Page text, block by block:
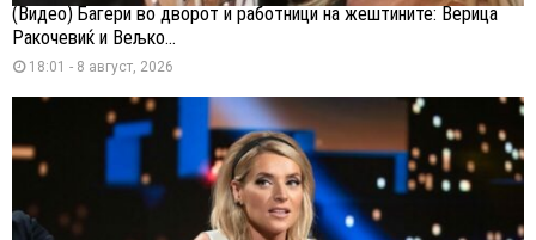
(Видео) Багери во дворот и работници на жештините: Верица
Ракочевиќ и Вељко...
18:01 - 8 август, 2026